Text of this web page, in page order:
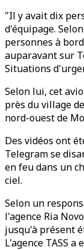
"Il y avait dix
d'équipage.
personnes à
auparavant sur
Situations
Selon lui, cet
près du village
nord-ouest de
Des vidéos ont
Telegram se
en feu dans un
ciel.
Selon un
l'agence Ria
jusqu'à présent
L'agence TASS